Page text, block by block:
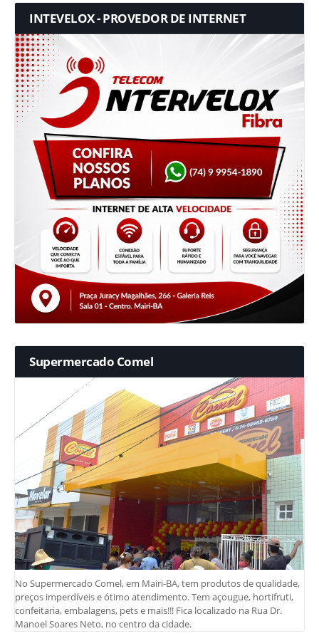
INTEVELOX - PROVEDOR DE INTERNET
Supermercado Comel
No Supermercado Comel, em Mairi-BA, tem produtos de qualidade,
preços imperdíveis e ótimo atendimento. Tem açougue, hortifruti,
confeitaria, embalagens, pets e mais!!! Fica localizado na Rua Dr.
Manoel Soares Neto, no centro da cidade.